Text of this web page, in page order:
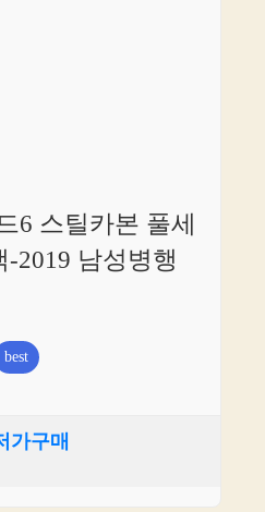
6 스틸카본 풀세
2019 남성병행
best
가구매